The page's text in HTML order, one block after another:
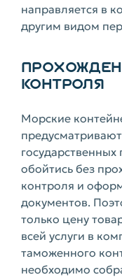
направляется в
другим видом
КОНТРОЛЯ
Морские
государственных
обойтись без
контроля и
документов.
только цену
всей услуги в
таможенного
необходимо